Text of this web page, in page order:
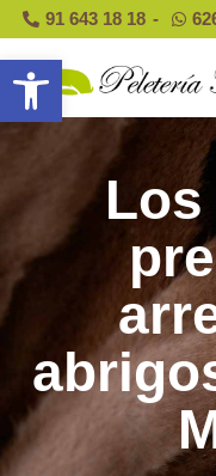
Saltar
al
contenido
91 643 18 18 -
Abrir barra